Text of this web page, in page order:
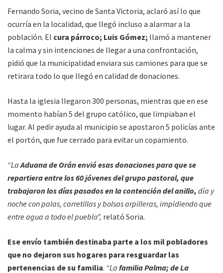
Fernando Soria, vecino de Santa Victoria, aclaró así lo que
ocurría en la localidad, que llegó incluso a alarmar a la
población. El cura párroco; Luis Gómez; llamó a mantener
la calma y sin intenciones de llegar a una confrontación,
pidió que la municipalidad enviara sus camiones para que se
retirara todo lo que llegó en calidad de donaciones.
Hasta la iglesia llegaron 300 personas, mientras que en ese
momento habían 5 del grupo católico, que limpiaban el
lugar. Al pedir ayuda al municipio se apostaron 5 policías ante
el portón, que fue cerrado para evitar un copamiento.
“LaAduana de Orán envió esas donaciones para que se
repartiera entre los 60 jóvenes del grupo pastoral, que
trabajaron los días pasados en la contención del anillo, día y
noche con palas, carretillas y bolsas arpilleras, impidiendo que
entre agua a todo el pueblo”, relató Soria.
Ese envío también destinaba parte a los mil pobladores
que no dejaron sus hogares para resguardar las
pertenencias de su familia. “La familia Palma; de La